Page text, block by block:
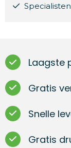
Laagste
Gratis
Snelle
Gratis